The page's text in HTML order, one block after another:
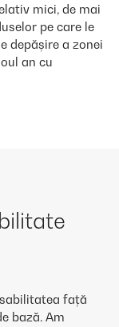
mici, de mai
pe care le
depășire a zonei
an cu
față
bază. Am